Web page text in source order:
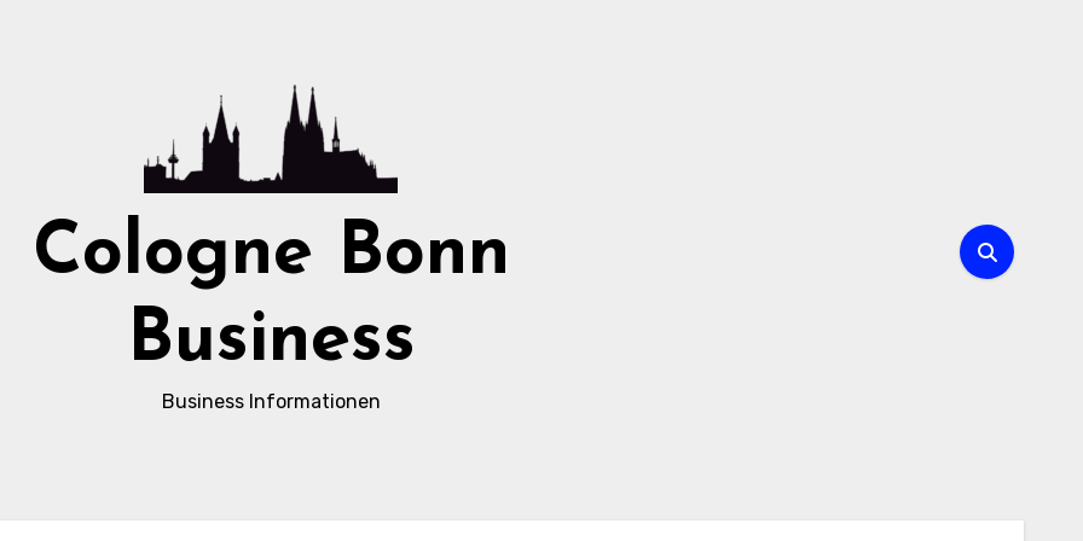
Cologne Bonn
Business
Business Informationen